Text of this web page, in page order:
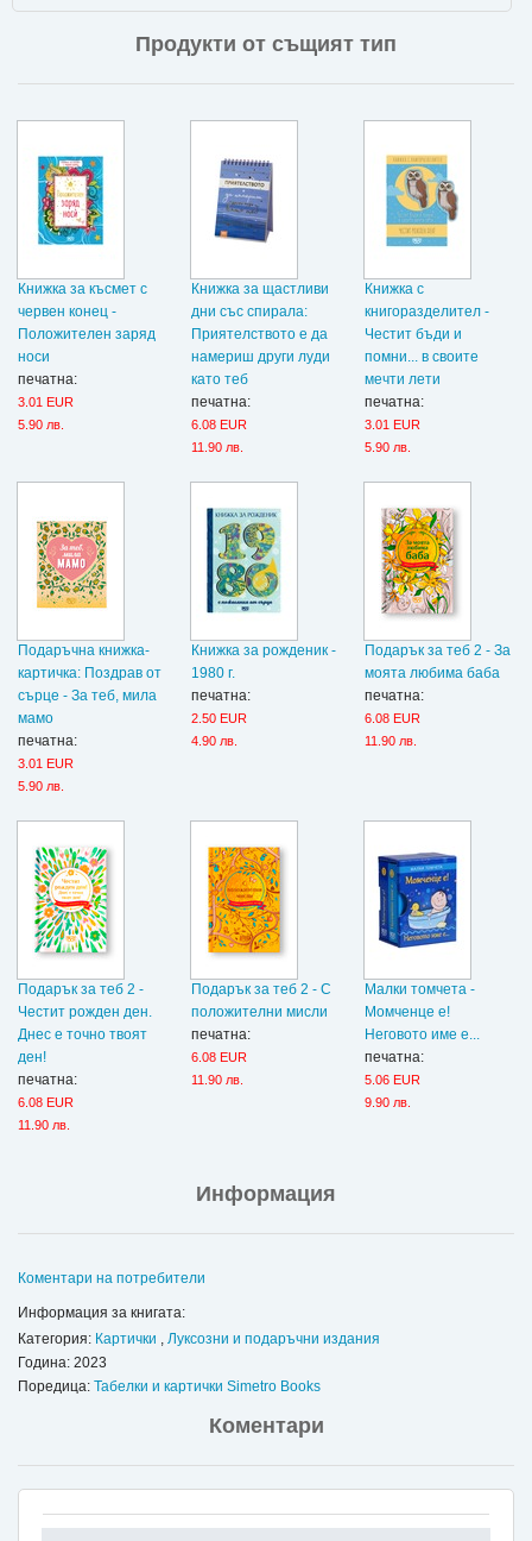
Продукти от същият тип
Книжка за късмет с
червен конец -
Положителен заряд
носи
печатна:
3.01 EUR
5.90 лв.
Книжка за щастливи
дни със спирала:
Приятелството е да
намериш други луди
като теб
печатна:
6.08 EUR
11.90 лв.
Книжка с
книгоразделител -
Честит бъди и
помни... в своите
мечти лети
печатна:
3.01 EUR
5.90 лв.
Подаръчна книжка-
картичка: Поздрав от
сърце - За теб, мила
мамо
печатна:
3.01 EUR
5.90 лв.
Книжка за рожденик -
1980 г.
печатна:
2.50 EUR
4.90 лв.
Подарък за теб 2 - За
моята любима баба
печатна:
6.08 EUR
11.90 лв.
Подарък за теб 2 -
Честит рожден ден.
Днес е точно твоят
ден!
печатна:
6.08 EUR
11.90 лв.
Подарък за теб 2 - С
положителни мисли
печатна:
6.08 EUR
11.90 лв.
Малки томчета -
Момченце е!
Неговото име е...
печатна:
5.06 EUR
9.90 лв.
Информация
Коментари на потребители
Информация за книгата:
Категория: Картички
Луксозни и подаръчни издания
Година: 2023
Поредица: Табелки и картички Simetro Books
Коментари